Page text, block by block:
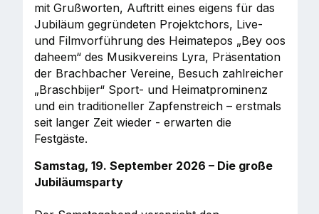
mit Grußworten, Auftritt eines eigens für das
Jubiläum gegründeten Projektchors, Live-
und Filmvorführung des Heimatepos „Bey oos
daheem“ des Musikvereins Lyra, Präsentation
der Brachbacher Vereine, Besuch zahlreicher
„Braschbijer“ Sport- und Heimatprominenz
und ein traditioneller Zapfenstreich – erstmals
seit langer Zeit wieder - erwarten die
Festgäste.
Samstag, 19. September 2026 – Die große
Jubiläumsparty